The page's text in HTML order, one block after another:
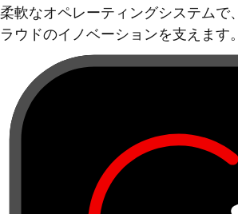
柔軟なオペレーティングシステムで
ラウドのイノベーションを支えます。